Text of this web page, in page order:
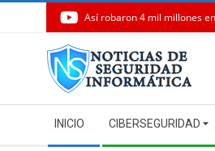
Así robaron 4 mil millones
Navigation
INICIO CIBERSEGURIDAD